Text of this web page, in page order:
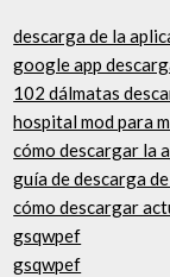
descarga de la
google app
102 dálmatas
hospital mod para
cómo descargar la
guía de descarga
cómo descargar
gsqwpef
gsqwpef